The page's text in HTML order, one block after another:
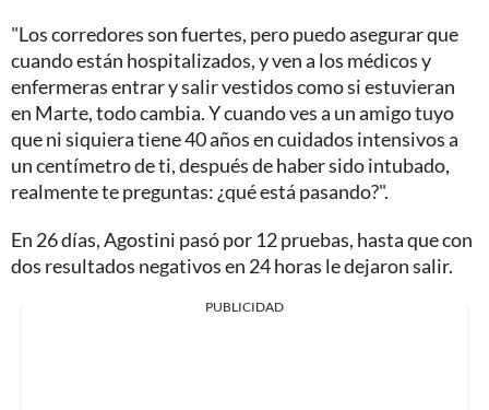
"Los corredores son fuertes, pero puedo asegurar que
cuando están hospitalizados, y ven a los médicos y
enfermeras entrar y salir vestidos como si estuvieran
en Marte, todo cambia. Y cuando ves a un amigo tuyo
que ni siquiera tiene 40 años en cuidados intensivos a
un centímetro de ti, después de haber sido intubado,
realmente te preguntas: ¿qué está pasando?".
En 26 días, Agostini pasó por 12 pruebas, hasta que con
dos resultados negativos en 24 horas le dejaron salir.
PUBLICIDAD